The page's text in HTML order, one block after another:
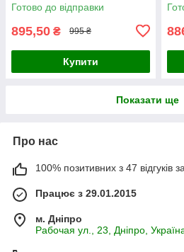
Готово до відправки
895,50 ₴ 995 ₴
Купити
Показати ще
Про нас
100% позитивних з 47 відгуків
Працює з 29.01.2015
м. Дніпро
Рабочая ул., 23, Дніпро,